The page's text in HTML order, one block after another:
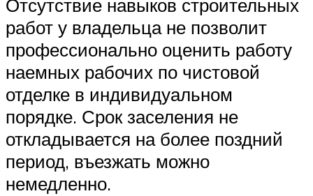
Отсутствие навыков строительных
работ у владельца не позволит
профессионально оценить работу
наемных рабочих по чистовой
отделке в индивидуальном
порядке. Срок заселения не
откладывается на более поздний
период, въезжать можно
немедленно.